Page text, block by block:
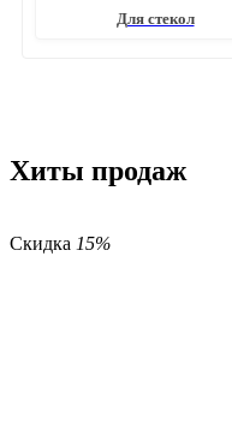
Для стекол
Хиты продаж
Скидка 15%